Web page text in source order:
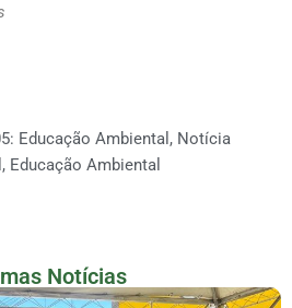
Educação Ambiental , Notícia
, Educação Ambiental
Notícias